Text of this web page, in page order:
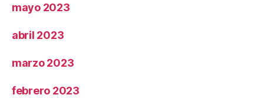
mayo 2023
abril 2023
marzo 2023
febrero 2023